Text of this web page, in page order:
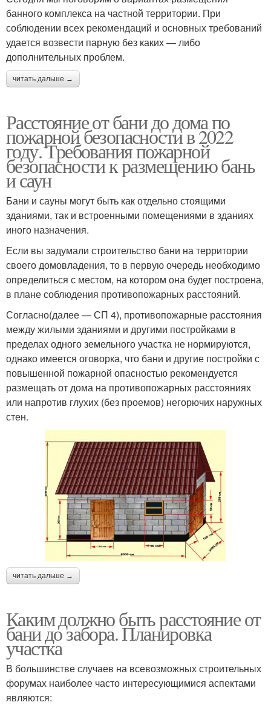
банного комплекса на частной территории. При
соблюдении всех рекомендаций и основных требований
удается возвести парную без каких — либо
дополнительных проблем.
читать дальше →
Расстояние от бани до дома по
пожарной безопасности в 2022
году. Требования пожарной
безопасности к размещению бань
и саун
Бани и сауны могут быть как отдельно стоящими
зданиями, так и встроенными помещениями в зданиях
иного назначения.
Если вы задумали строительство бани на территории
своего домовладения, то в первую очередь необходимо
определиться с местом, на котором она будет построена,
в плане соблюдения противопожарных расстояний.
Согласно(далее — СП 4), противопожарные расстояния
между жилыми зданиями и другими постройками в
пределах одного земельного участка не нормируются,
однако имеется оговорка, что бани и другие постройки с
повышенной пожарной опасностью рекомендуется
размещать от дома на противопожарных расстояниях
или напротив глухих (без проемов) негорючих наружных
стен.
читать дальше →
Каким должно быть расстояние от
бани до забора. Планировка
участка
В большинстве случаев на всевозможных строительных
форумах наиболее часто интересующимися аспектами
являются: